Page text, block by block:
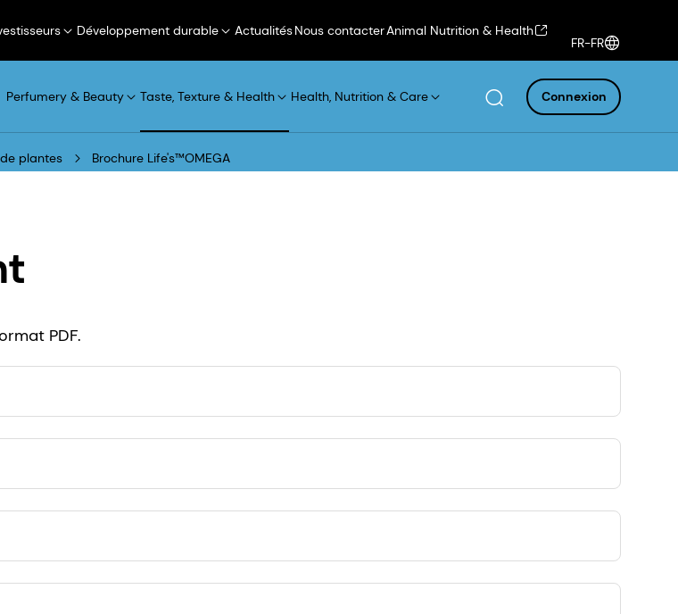
Développement durable ActualitésNous contacterAnimal Nutrition & Health
FR-FR
Perfumery & Beauty Taste, Texture & Health Health, Nutrition & Care Connexion
plantes Brochure Life's™OMEGA
PDF.